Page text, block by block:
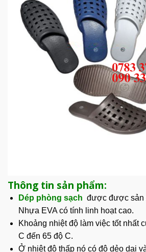
Thông tin sản phẩm:
Dép phòng sạch được được sản
Nhựa EVAcó tính linh hoạt cao.
Khoảng nhiệt độ làm việc tốt nhất
C đến 65 độ C.
Ở nhiệt độ thấp nó có độ dẻo dai